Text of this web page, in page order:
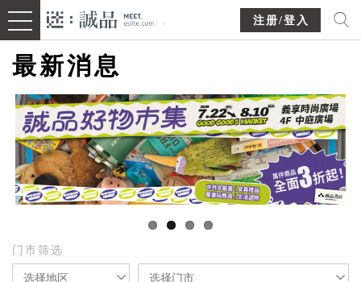
注册/登入
最新消息
门市筛选
选择地区 选择门市